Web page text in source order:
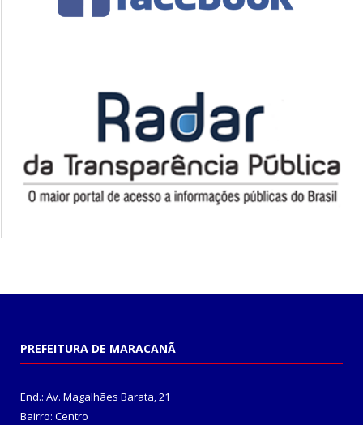
PREFEITURA DE MARACANÃ
End.: Av. Magalhães Barata, 21
Bairro: Centro